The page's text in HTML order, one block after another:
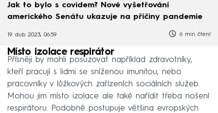
Jak to bylo s covidem? Nové vyšetřování
amerického Senátu ukazuje na příčiny pandemie
19. dub 2023, 06:59 6 min čtení
Místo izolace respirátor
Přísněji by mohli posuzovat například zdravotníky,
kteří pracují s lidmi se sníženou imunitou, nebo
pracovníky v lůžkových zařízeních sociálních služeb.
Mohou jim místo izolace ale také nařídit třeba nošení
respirátoru. Podobně postupuje většina evropských